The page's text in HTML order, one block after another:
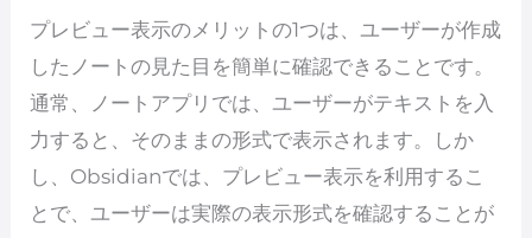
プレビュー表示のメリットの1つは、ユーザーが作成
したノートの見た目を簡単に確認できることです。
通常、ノートアプリでは、ユーザーがテキストを入
力すると、そのままの形式で表示されます。しか
し、Obsidianでは、プレビュー表示を利用するこ
とで、ユーザーは実際の表示形式を確認することが